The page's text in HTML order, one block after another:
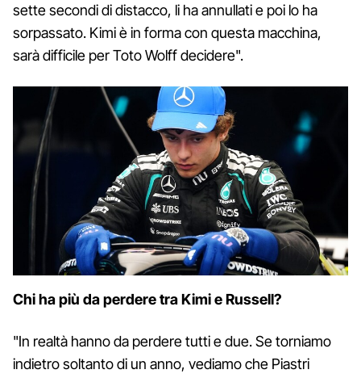
sette secondi di distacco, li ha annullati e poi lo ha
sorpassato. Kimi è in forma con questa macchina,
sarà difficile per Toto Wolff decidere".
Chi ha più da perdere tra Kimi e Russell?
"In realtà hanno da perdere tutti e due. Se torniamo
indietro soltanto di un anno, vediamo che Piastri